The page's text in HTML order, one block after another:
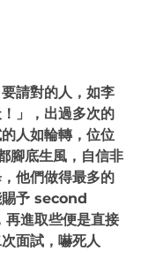
請對的人，如李
」，出過多次的
人如輪轉，位位
底生風，自信非
他們做得最多的
賜予 second
進取些便是直接
面試，嚇死人